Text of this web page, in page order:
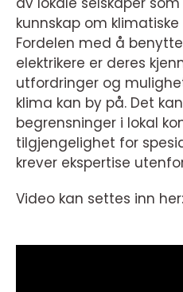
kunnskap om
Fordelen med å
elektrikere er deres
utfordringer og
klima kan by på. Det
begrensninger i lokal
tilgjengelighet for
krever ekspertise
Video kan settes inn her: